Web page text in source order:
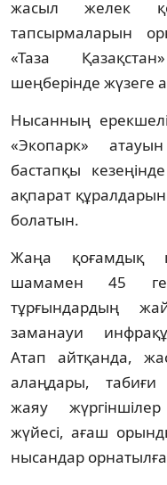
жасыл желек
тапсырмаларын
«Таза
шеңберінде жүзеге
Нысанның
«Экопарк»
бастапқы
ақпарат
болатын.
Жаңа қоғамдық
шамамен 45
тұрғындардың
заманауи
Атап айтқанда,
алаңдары, табиғи
жаяу
жүйесі, ағаш
нысандар